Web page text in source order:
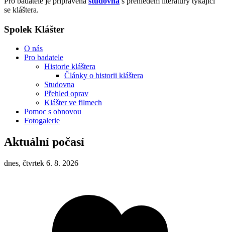
se kláštera.
Spolek Klášter
O nás
Pro badatele
Historie kláštera
Články o historii kláštera
Studovna
Přehled oprav
Klášter ve filmech
Pomoc s obnovou
Fotogalerie
Aktuální počasí
dnes, čtvrtek 6. 8. 2026